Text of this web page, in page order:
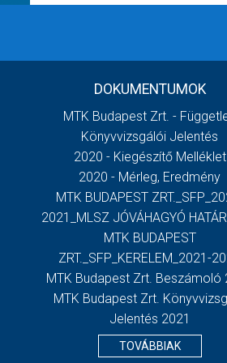
DOKUMENTUMOK
MTK Budapest Zrt. -
Könyvvizsgálói Jelentés
2020 - Kiegészítő Melléklet
2020 - Mérleg, Eredmény
MTK BUDAPEST
2021_MLSZ JÓVÁHAGYÓ
MTK BUDAPEST
ZRT._SFP_KERELEM_2021-
MTK Budapest Zrt. Beszámoló
MTK Budapest Zrt.
Jelentés 2021
TOVÁBBIAK